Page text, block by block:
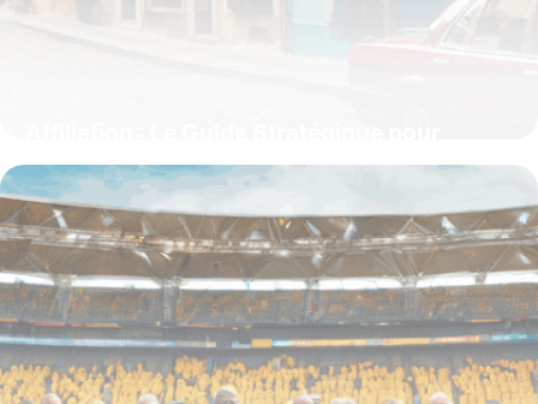
Générer des Revenus en Ligne
15 juin 2026